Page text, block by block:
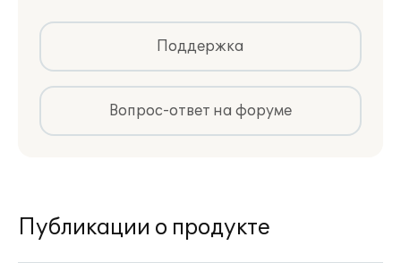
Поддержка
Вопрос-ответ на форуме
Публикации о продукте